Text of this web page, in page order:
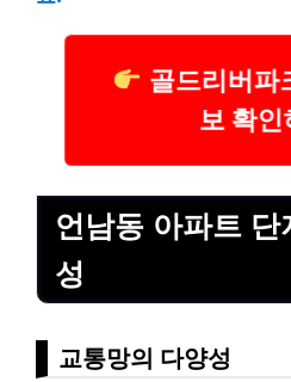
골드리버파
보 확인
언남동 아파트
성
교통망의 다양성